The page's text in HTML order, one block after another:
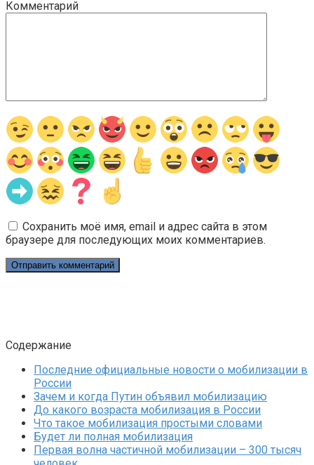
Комментарий
Сохранить моё имя, email и адрес сайта в этом
браузере для последующих моих комментариев.
Содержание
Последние официальные новости о мобилизации в
России
Зачем и когда Путин объявил мобилизацию
До какого возраста мобилизация в России
Что такое мобилизация простыми словами
Будет ли полная мобилизация
Первая волна частичной мобилизации – 300 тысяч